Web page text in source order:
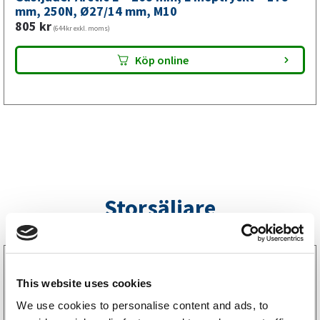
This website uses cookies
We use cookies to personalise content and ads, to
mm,
M10
mängd
mm, 250N, Ø27/14 mm, M10
805 kr (644kr exkl. moms)
Köp online
Storsäljare
LGF Skylt Självhäftande